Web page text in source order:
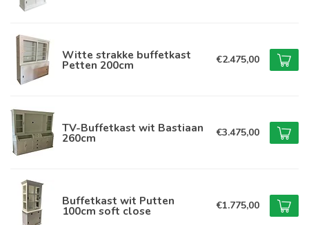
Witte strakke buffetkast
Petten 200cm €2.475,00
TV-Buffetkast wit Bastiaan
260cm €3.475,00
Buffetkast wit Putten
100cm soft close €1.775,00